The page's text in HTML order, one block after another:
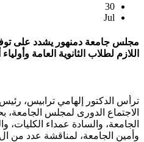
30
Jul
مجلس جامعة دمنهور يشدد على
اللازم لطلاب الثانوية العامة
ترأس الدكتور إلهامي ترابيس،
الاجتماع الدورى لمجلس
الجامعة، والسادة عمداء
وأمين الجامعة، لمناقشة عدد من ال